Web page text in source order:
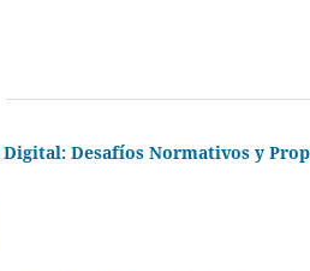
Desafíos Normativos y